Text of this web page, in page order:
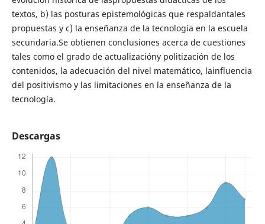
textos, b) las posturas epistemológicas que respaldantales
propuestas y c) la enseñanza de la tecnología en la escuela
secundaria.Se obtienen conclusiones acerca de cuestiones
tales como el grado de actualizacióny politización de los
contenidos, la adecuación del nivel matemático, lainfluencia
del positivismo y las limitaciones en la enseñanza de la
tecnología.
Descargas